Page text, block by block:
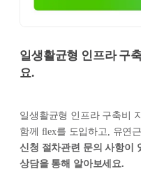
일생활균형 인프라 구
요.
일생활균형 인프라 구축비
함께 flex를 도입하고, 유연
신청 절차관련 문의 사항이
상담을 통해 알아보세요.